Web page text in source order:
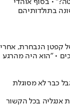
• בסוף אוהדי
בתולדותיהם
קפטן הנבחרת, אחרי
• "הוא היה מהרגע
כבר לא מסוגלת
אנגליה בכל הקשור